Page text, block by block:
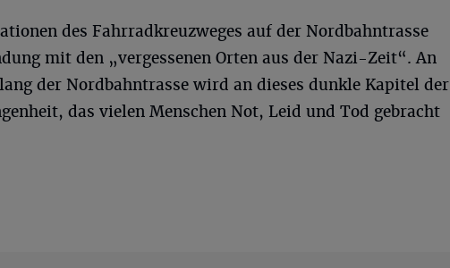
des Fahrradkreuzweges auf der Nordbahntrasse
mit den „vergessenen Orten aus der Nazi-Zeit“. An
der Nordbahntrasse wird an dieses dunkle Kapitel der
das vielen Menschen Not, Leid und Tod gebracht